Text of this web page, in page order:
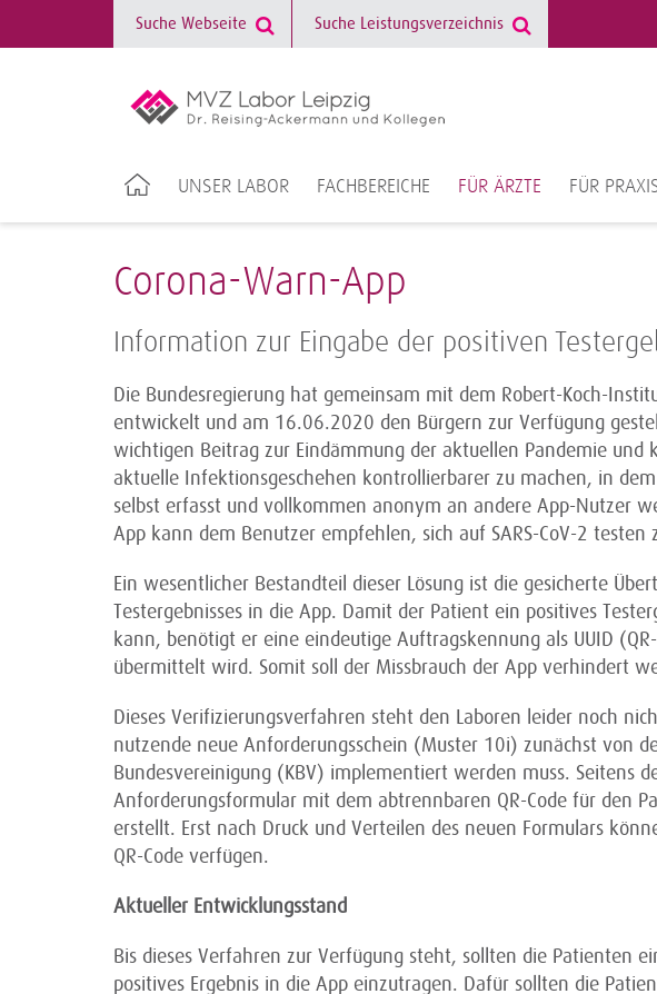
UNSER LABOR FACHBEREICHE FÜR ÄRZTE FÜR
Corona-Warn-App
Information zur Eingabe der positiven
Die Bundesregierung hat gemeinsam mit dem Robert-Koch-
entwickelt und am 16.06.2020 den Bürgern zur Verfügung
wichtigen Beitrag zur Eindämmung der aktuellen Pandemie und
aktuelle Infektionsgeschehen kontrollierbarer zu machen, in
selbst erfasst und vollkommen anonym an andere App-Nutzer
App kann dem Benutzer empfehlen, sich auf SARS-CoV-2 testen
Ein wesentlicher Bestandteil dieser Lösung ist die gesicherte
Testergebnisses in die App. Damit der Patient ein positives
kann, benötigt er eine eindeutige Auftragskennung als UUID
übermittelt wird. Somit soll der Missbrauch der App verhindert
Dieses Verifizierungsverfahren steht den Laboren leider noch
nutzende neue Anforderungsschein (Muster 10i) zunächst von
Bundesvereinigung (KBV) implementiert werden muss. Seitens
Anforderungsformular mit dem abtrennbaren QR-Code für den
erstellt. Erst nach Druck und Verteilen des neuen Formulars
QR-Code verfügen.
Aktueller Entwicklungsstand
Bis dieses Verfahren zur Verfügung steht, sollten die Patienten
positives Ergebnis in die App einzutragen. Dafür sollten die